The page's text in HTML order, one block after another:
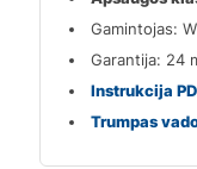
Gamintojas:
Garantija: 24
Instrukcija
Trumpas